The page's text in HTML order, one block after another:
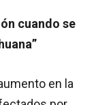
cuando se
en la